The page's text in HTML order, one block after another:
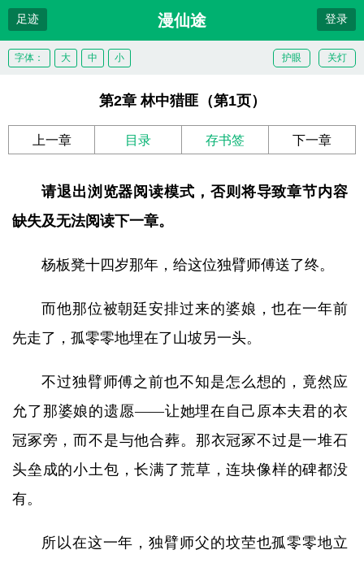
足迹 漫仙途 登录
关灯
护眼
字体： 大 中 小
第2章 林中猎匪（第1页）
上一章 目录 存书签 下一章
请退出浏览器阅读模式，否则将导致章节内容
缺失及无法阅读下一章。
杨板凳十四岁那年，给这位独臂师傅送了终。
而他那位被朝廷安排过来的婆娘，也在一年前
先走了，孤零零地埋在了山坡另一头。
不过独臂师傅之前也不知是怎么想的，竟然应
允了那婆娘的遗愿——让她埋在自己原本夫君的衣
冠冢旁，而不是与他合葬。那衣冠冢不过是一堆石
头垒成的小土包，长满了荒草，连块像样的碑都没
有。
所以在这一年，独臂师父的坟茔也孤零零地立